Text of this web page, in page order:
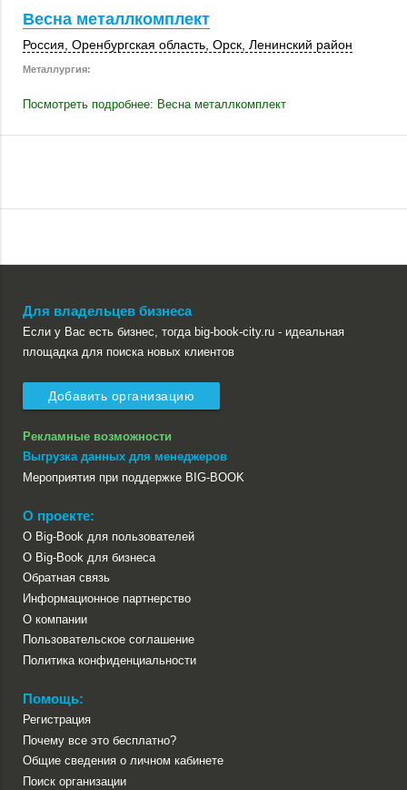
Весна металлкомплект
Россия , Оренбургская область, Орск Ленинский район
Металлургия:
Посмотреть подробнее: Весна металлкомплект
Для владельцев бизнеса
Если у Вас есть бизнес, тогда big-book-city.ru - идеальная
площадка для поиска новых клиентов
Добавить организацию
Рекламные возможности
Выгрузка данных для менеджеров
Мероприятия при поддержке BIG-BOOK
О проекте:
О Big-Book для пользователей
О Big-Book для бизнеса
Обратная связь
Информационное партнерство
О компании
Пользовательское соглашение
Политика конфиденциальности
Помощь:
Регистрация
Почему все это бесплатно?
Общие сведения о личном кабинете
Поиск организации